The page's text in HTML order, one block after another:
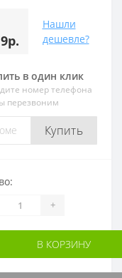
Нашли
дешевле?
в один клик
номер телефона
перезвоним
Купить
+
В КОРЗИНУ